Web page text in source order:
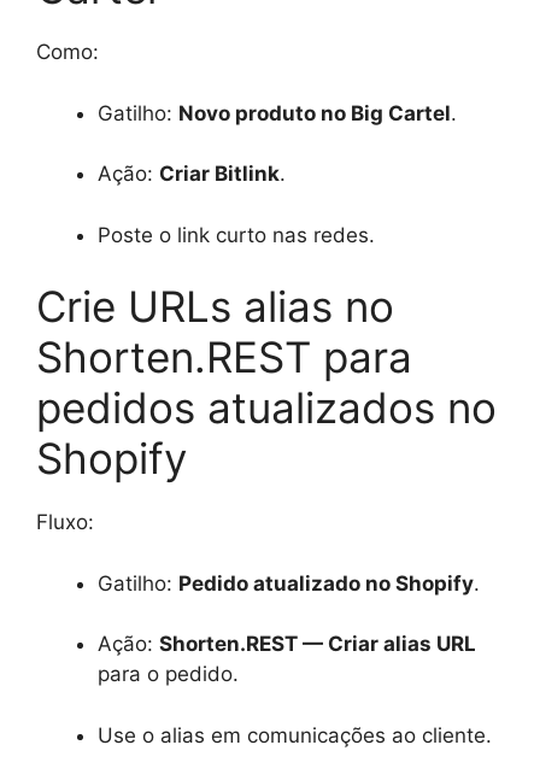
Como:
Gatilho: Novo produto no Big Cartel.
Ação: Criar Bitlink.
Poste o link curto nas redes.
Crie URLs alias no
Shorten.REST para
pedidos atualizados no
Shopify
Fluxo:
Gatilho: Pedido atualizado no Shopify.
Ação: Shorten.REST — Criar alias URL
para o pedido.
Use o alias em comunicações ao cliente.